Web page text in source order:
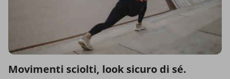
Movimenti sciolti, look sicuro di sé.